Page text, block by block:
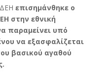
επισημάνθηκε ο
στην εθνική
παραμείνει υπό
να εξασφαλίζεται
βασικού αγαθού